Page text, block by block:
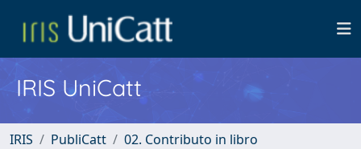
IRIS UniCatt
IRIS PubliCatt
02. Contributo in libro